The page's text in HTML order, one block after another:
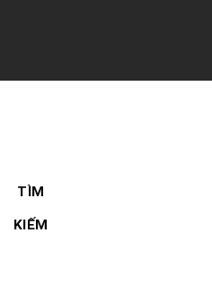
TÌM
KIẾM